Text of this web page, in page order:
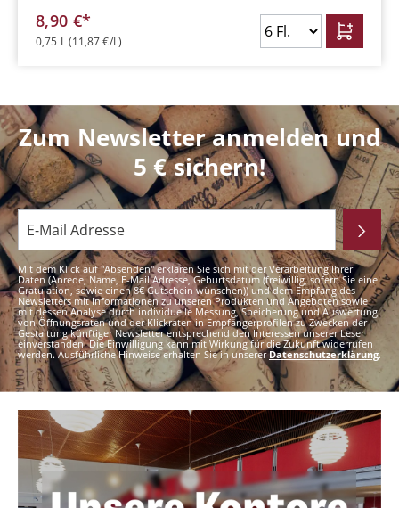
8,90 €*
0,75 L(11,87 €/L)
Zum Newsletter anmelden und
5 € sichern!
Mit dem Klick auf "Absenden" erklären Sie sich mit der Verarbeitung Ihrer
Daten (Anrede, Name, E-Mail Adresse, Geburtsdatum (freiwillig, sofern Sie eine
Gratulation, sowie einen 8€ Gutschein wünschen)) und dem Empfang des
Newsletters mit Informationen zu unseren Produkten und Angeboten sowie
mit dessen Analyse durch individuelle Messung, Speicherung und Auswertung
von Öffnungsraten und der Klickraten in Empfängerprofilen zu Zwecken der
Gestaltung künftiger Newsletter entsprechend den Interessen unserer Leser
einverstanden. Die Einwilligung kann mit Wirkung für die Zukunft widerrufen
werden. Ausführliche Hinweise erhalten Sie in unsererDatenschutzerklärung.